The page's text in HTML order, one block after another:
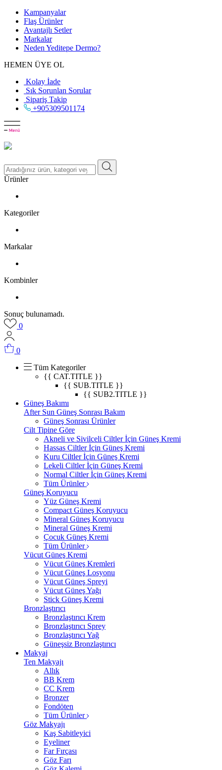
Kampanyalar
Flaş Ürünler
Avantajlı Setler
Markalar
Neden Yeditepe Dermo?
HEMEN ÜYE OL
Kolay İade
Sık Sorunlan Sorular
Sipariş Takip
+905309501174
Ürünler
Kategoriler
Markalar
Kombinler
Sonuç bulunamadı.
0
0
Tüm Kategoriler
{{ CAT.TITLE }}
{{ SUB.TITLE }}
{{ SUB2.TITLE }}
Güneş Bakımı
After Sun Güneş Sonrası Bakım
Güneş Sonrası Ürünler
Cilt Tipine Göre
Akneli ve Sivilceli Ciltler İçin Güneş Kremi
Hassas Ciltler İçin Güneş Kremi
Kuru Ciltler İçin Güneş Kremi
Lekeli Ciltler İçin Güneş Kremi
Normal Ciltler İçin Güneş Kremi
Tüm Ürünler
Güneş Koruyucu
Yüz Güneş Kremi
Compact Güneş Koruyucu
Mineral Güneş Koruyucu
Mineral Güneş Kremi
Çocuk Güneş Kremi
Tüm Ürünler
Vücut Güneş Kremi
Vücut Güneş Kremleri
Vücut Güneş Losyonu
Vücut Güneş Spreyi
Vücut Güneş Yağı
Stick Güneş Kremi
Bronzlaştırıcı
Bronzlaştırıcı Krem
Bronzlaştırıcı Sprey
Bronzlaştırıcı Yağ
Güneşsiz Bronzlaştırıcı
Makyaj
Ten Makyajı
Allık
BB Krem
CC Krem
Bronzer
Fondöten
Tüm Ürünler
Göz Makyajı
Kaş Sabitleyici
Eyeliner
Far Fırçası
Göz Farı